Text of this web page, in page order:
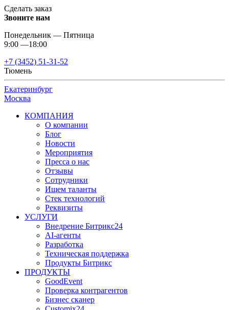
Сделать заказ
Звоните нам
Понедельник — Пятница
9:00 —18:00
+7 (3452) 51-31-52
Тюмень
Екатеринбург
Москва
КОМПАНИЯ
О компании
Блог
Новости
Мероприятия
Пресса о нас
Отзывы
Сотрудники
Ищем таланты
Стек технологий
Реквизиты
УСЛУГИ
Внедрение Битрикс24
AI-агенты
Разработка
Техническая поддержка
Продукты Битрикс
ПРОДУКТЫ
GoodEvent
Проверка контрагентов
Бизнес сканер